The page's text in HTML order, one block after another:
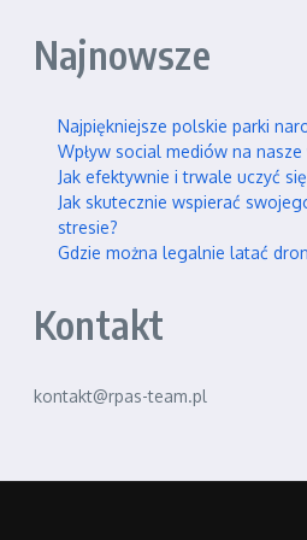
Najnowsze
Najpiękniejsze polskie parki
Wpływ social mediów na
Jak efektywnie i trwale uczyć
Jak skutecznie wspierać
stresie?
Gdzie można legalnie latać
Kontakt
kontakt@rpas-team.pl